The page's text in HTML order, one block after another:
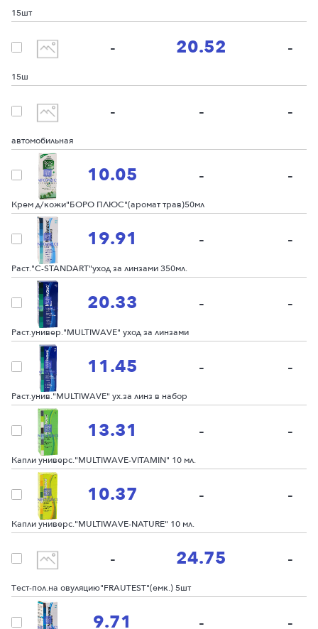
15шт
15ш
автомобильная
Крем д/кожи"БОРО ПЛЮС"(аромат трав)50мл
Раст."C-STANDART"уход за линзами 350мл.
Раст.универ."MULTIWAVE" уход за линзами
Раст.унив."MULTIWAVE" ух.за линз в набор
Капли универс."MULTIWAVE-VITAMIN" 10 мл.
Капли универс."MULTIWAVE-NATURE" 10 мл.
Тест-пол.на овуляцию"FRAUTEST"(емк.) 5шт
-
-
10.05
19.91
20.33
11.45
13.31
10.37
-
9.71
20.52
-
-
-
-
-
-
-
24.75
-
-
-
-
-
-
-
-
-
-
-